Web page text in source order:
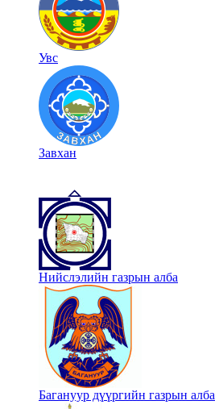
Увс
Завхан
Нийслэлийн газрын алба
Багануур дүүргийн газрын алба